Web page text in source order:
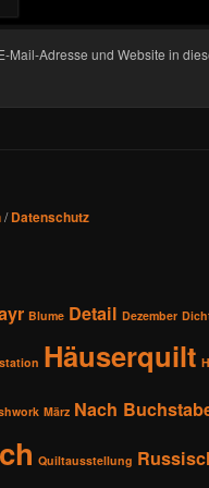
Mail-Adresse und Website in
/Datenschutz
Blume Detail Dezember
Häuserquilt
März Nach
Quiltausstellung